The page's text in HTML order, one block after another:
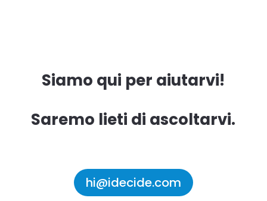
Siamo qui per aiutarvi!
Saremo lieti di ascoltarvi.
hi@idecide.com